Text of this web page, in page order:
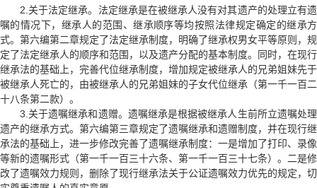
2.关于法定继承。法定继承是在被继承人没有对其遗产的处理立有遗
嘱的情况下，继承人的范围、继承顺序等均按照法律规定确定的继承方
式。第六编第二章规定了法定继承制度，明确了继承权男女平等原则，规
定了法定继承人的顺序和范围，以及遗产分配的基本制度。同时，在现行
继承法的基础上，完善代位继承制度，增加规定被继承人的兄弟姐妹先于
被继承人死亡的，由被继承人的兄弟姐妹的子女代位继承（第一千一百二
十八条第二款）。
3.关于遗嘱继承和遗赠。遗嘱继承是根据被继承人生前所立遗嘱处理
遗产的继承方式。第六编第三章规定了遗嘱继承和遗赠制度，并在现行继
承法的基础上，进一步修改完善了遗嘱继承制度：一是增加了打印、录像
等新的遗嘱形式（第一千一百三十六条、第一千一百三十七条）。二是修
改了遗嘱效力规则，删除了现行继承法关于公证遗嘱效力优先的规定，切